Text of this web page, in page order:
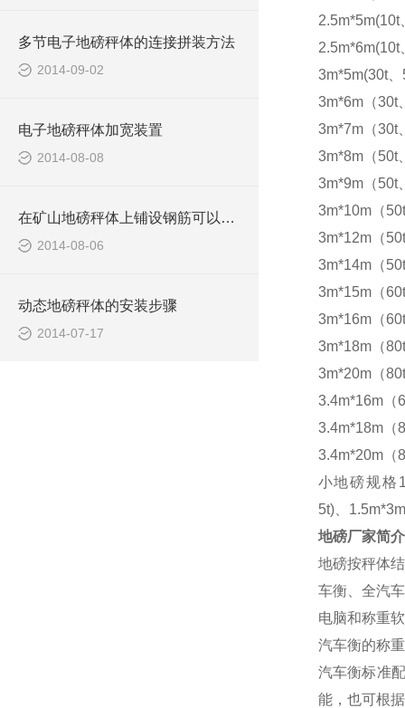
多节电子地磅秤体的连接拼装方法
2014-09-02
电子地磅秤体加宽装置
2014-08-08
在矿山地磅秤体上铺设钢筋可以防滑
2014-08-06
动态地磅秤体的安装步骤
2014-07-17
2.5m*5m(10t
2.5m*6m(10t
3m*5m(30t、
3m*6m（30t
3m*7m（30t
3m*8m（50t
3m*9m（50t
3m*10m（
3m*12m（
3m*14m（
3m*15m（
3m*16m（
3m*18m（
3m*20m（
3.4m*16m（
3.4m*18m（
3.4m*20m（
小地磅规格
5t)、
地磅厂家简
地磅按秤体
车衡、全汽
电脑和称重
汽车衡的称
汽车衡标准
能，也可根